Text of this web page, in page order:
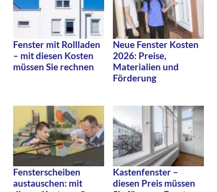
Fenster mit Rollladen
– mit diesen Kosten
müssen Sie rechnen
Neue Fenster Kosten
2026: Preise,
Materialien und
Förderung
Fensterscheiben
austauschen: mit
Kastenfenster –
diesen Preis müssen